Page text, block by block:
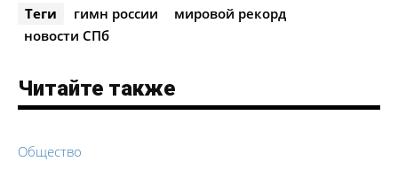
Теги гимн россии
мировой рекорд
новости СПб
Читайте также
Общество